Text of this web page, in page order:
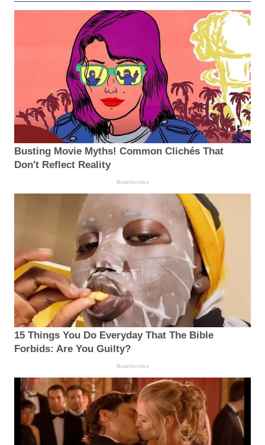
Busting Movie Myths! Common Clichés That
Don't Reflect Reality
Brainberries
15 Things You Do Everyday That The Bible
Forbids: Are You Guilty?
Brainberries